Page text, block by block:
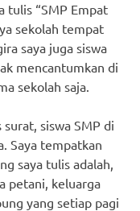
tulis “SMP Empat
sekolah tempat
saya juga siswa
mencantumkan di
sekolah saja.
siswa SMP di
Saya tempatkan
saya tulis adalah,
petani, keluarga
yang setiap pagi